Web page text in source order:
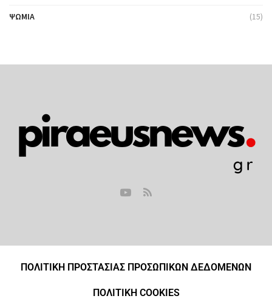
ΨΩΜΙΆ (15)
ΠΟΛΙΤΙΚΗ ΠΡΟΣΤΑΣΙΑΣ ΠΡΟΣΩΠΙΚΩΝ ΔΕΔΟΜΕΝΩΝ
ΠΟΛΙΤΙΚΗ COOKIES